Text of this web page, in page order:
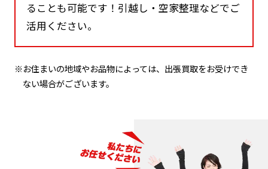
ることも可能です！引越し・空家整理などでご
活用ください。
※お住まいの地域やお品物によっては、出張買取をお受けでき
ない場合がございます。